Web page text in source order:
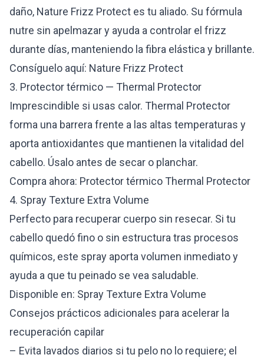
daño, Nature Frizz Protect es tu aliado. Su fórmula
nutre sin apelmazar y ayuda a controlar el frizz
durante días, manteniendo la fibra elástica y brillante.
Consíguelo aquí: Nature Frizz Protect
3. Protector térmico — Thermal Protector
Imprescindible si usas calor. Thermal Protector
forma una barrera frente a las altas temperaturas y
aporta antioxidantes que mantienen la vitalidad del
cabello. Úsalo antes de secar o planchar.
Compra ahora: Protector térmico Thermal Protector
4. Spray Texture Extra Volume
Perfecto para recuperar cuerpo sin resecar. Si tu
cabello quedó fino o sin estructura tras procesos
químicos, este spray aporta volumen inmediato y
ayuda a que tu peinado se vea saludable.
Disponible en: Spray Texture Extra Volume
Consejos prácticos adicionales para acelerar la
recuperación capilar
– Evita lavados diarios si tu pelo no lo requiere; el